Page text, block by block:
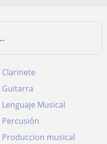
Clarinete
Guitarra
Lenguaje Musical
Percusión
Produccion musical